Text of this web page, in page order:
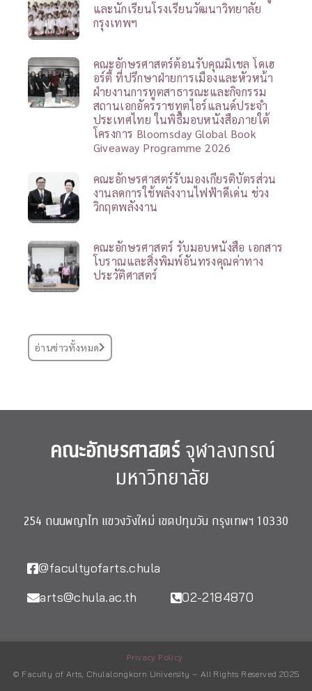
และนักเรียนโรงเรียนวัฒนาวิทยาลัย
กรุงเทพฯ
คณะอักษรศาสตร์ต้อนรับคุณมิเชล โดเฮ
อร์ตี้ ที่ปรึกษาฝ่ายการเมืองและหัวหน้า
ฝ่ายงานการทูตสาธารณะและกิจกรรม
สถานเอกอัครราชทูตไอร์แลนด์ประจำ
ประเทศไทย ในพิธีมอบหนังสือภายใต้
โครงการ Bloomsday Global Book
Giveaway Programme 2026
คณะอักษรศาสตร์รับมองเกียรติบัตรส่วน
งานลดการใช้พลังงานไฟฟ้าดีเด่น ช่วง
วิกฤตพลังงาน
คณะอักษรศาสตร์ รับมอบหนังสือ เอกสาร
โบราณและสิ่งพิมพ์อันทรงคุณค่าทาง
ประวัติศาสตร์
อ่านข่าวทั้งหมด
คณะอักษรศาสตร์จุฬาลงกรณ์
มหาวิทยาลัย
254 ถนนพญาไท แขวงวังใหม่ เขตปทุมวัน กรุงเทพฯ 10330
@facultyofarts.chula
arts@chula.ac.th
02-2184870
Privacy Policy
© Faculty of Arts, Chulalongkorn University – All Rights Reserved 2025